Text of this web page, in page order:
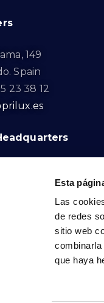
Esta
Las
de redes
sitio web
que haya
149
Spain
23 38 12
Llorenç d’Hortons.
23 29